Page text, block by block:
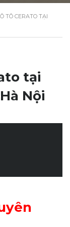
TÔ CERATO TẠI
tại
Nội